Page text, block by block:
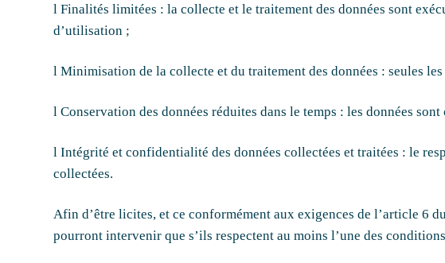
l Finalités limitées : la collecte et le traitement des données sont
d’utilisation ;
l Minimisation de la collecte et du traitement des données : seules
l Conservation des données réduites dans le temps : les données
l Intégrité et confidentialité des données collectées et traitées : le
collectées.
Afin d’être licites, et ce conformément aux exigences de l’article 6
pourront intervenir que s’ils respectent au moins l’une des